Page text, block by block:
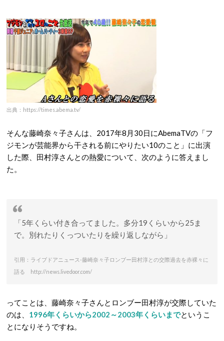
出典：https://times.abema.tv/
そんな藤崎奈々子さんは、2017年8月30日にAbemaTVの「フ
ジモンが芸能界から干される前にやりたい10のこと」に出演
した際、田村淳さんとの熱愛について、次のように答えまし
た。
「5年くらい付き合ってました。多分19くらいから25ま
で。別れたりくっついたりを繰り返しながら」
引用：ライブドアニュース-藤崎奈々子ロンブー田村淳との交際過去を赤裸々に
語る http://news.livedoor.com/
ってことは、藤崎奈々子さんとロンブー田村淳が交際していた
のは、 1996年くらいから2002～2003年くらいまでというこ
とになりそうですね。